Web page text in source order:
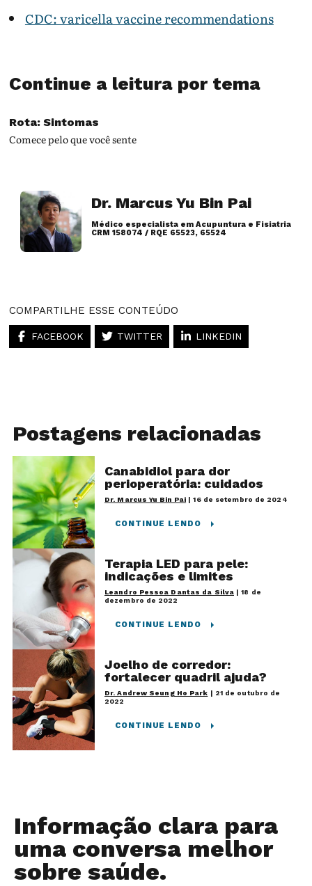
CDC: varicella vaccine recommendations
Continue a leitura por tema
Rota: Sintomas
Comece pelo que você sente
Dr. Marcus Yu Bin Pai
Médico especialista em Acupuntura e Fisiatria
CRM 158074 / RQE 65523, 65524
COMPARTILHE ESSE CONTEÚDO
FACEBOOK TWITTER LINKEDIN
Postagens relacionadas
Canabidiol para dor
perioperatória: cuidados
Dr. Marcus Yu Bin Pai |16 de setembro de 2024
CONTINUE LENDO
Terapia LED para pele:
indicações e limites
Leandro Pessoa Dantas da Silva |18 de
dezembro de 2022
CONTINUE LENDO
Joelho de corredor:
fortalecer quadril ajuda?
Dr. Andrew Seung Ho Park | 21 de outubro de
2022
CONTINUE LENDO
Informação clara para
uma conversa melhor
sobre saúde.